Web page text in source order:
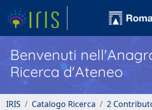
Benvenuti
Ricerca d'Ateneo
IRIS Catalogo Ricerca
2